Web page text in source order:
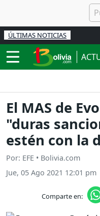
ÚLTIMAS NOTICIAS
El MAS de
"duras
estén con la
Por: EFE • Bolivia.com
Jue, 05 Ago 2021 12:01 pm
Comparte en: